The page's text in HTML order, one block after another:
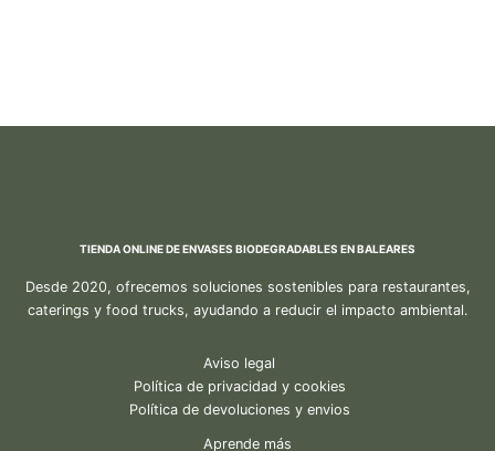
TIENDA ONLINE DE ENVASES BIODEGRADABLES EN BALEARES
Desde 2020, ofrecemos soluciones sostenibles para restaurantes,
caterings y food trucks, ayudando a reducir el impacto ambiental.
Aviso legal
Política de privacidad y cookies
Política de devoluciones y envios
Aprende más